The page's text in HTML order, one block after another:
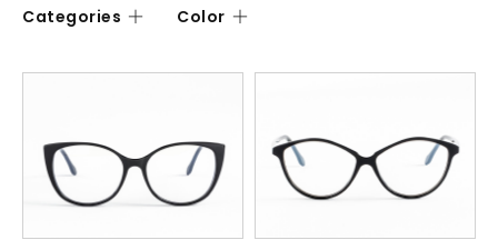
Categories Color